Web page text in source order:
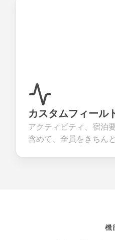
カスタムフィール
アクティビティ、宿泊
含めて、全員をきちんと
機